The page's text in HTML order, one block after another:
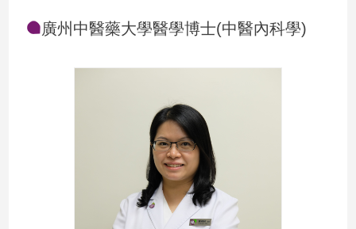
廣州中醫藥大學醫學博士(中醫內科學)